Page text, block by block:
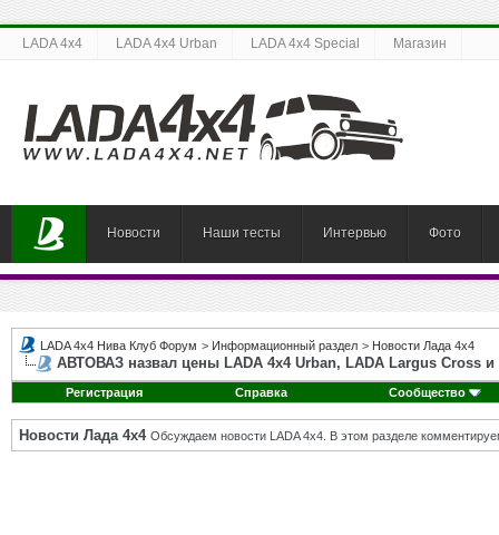
LADA 4x4 LADA 4x4 Urban LADA 4x4 Special Магазин
Новости Наши тесты Интервью Фото
LADA 4x4 Нива Клуб Форум > Информационный раздел > Новости Лада 4х4
АВТОВАЗ назвал цены LADA 4х4 Urban, LADA Largus Cross и
Регистрация Справка Сообщество
Новости Лада 4х4 Обсуждаем новости LADA 4x4. В этом разделе